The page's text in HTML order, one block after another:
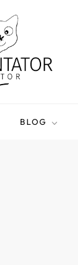
BLOG